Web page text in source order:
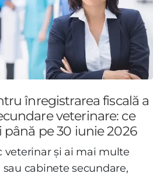
înregistrarea fiscală a
veterinare: ce
până pe 30 iunie 2026
veterinar și ai mai multe
cabinete secundare,